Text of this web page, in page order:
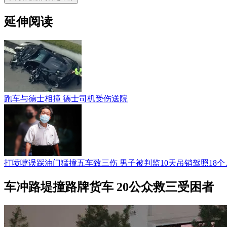
延伸阅读
跑车与德士相撞 德士司机受伤送院
打喷嚏误踩油门猛撞五车致三伤 男子被判监10天吊销驾照18个
车冲路堤撞路牌货车 20公众救三受困者